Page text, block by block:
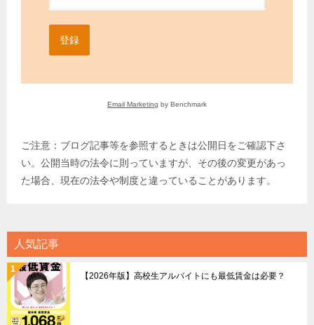
登録
Email Marketing by Benchmark
ご注意：ブログ記事等を参照するときは公開日をご確認下さ
い。公開当時の法令に則っていますが、その後の変更があっ
た場合、現在の法令や制度と違っていることがあります。
人気記事
【2026年版】高校生アルバイトにも最低賃金は必要？